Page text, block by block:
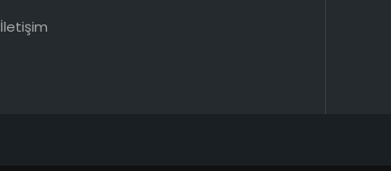
İletişim